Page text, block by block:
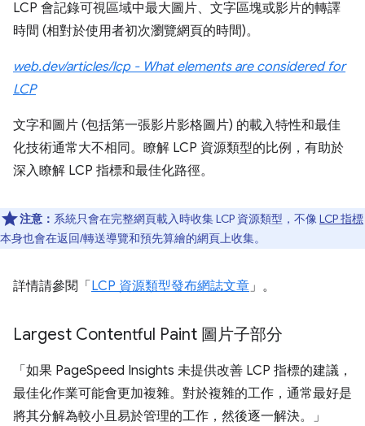
LCP 會記錄可視區域中最大圖片、文字區塊或影片的轉譯
時間 (相對於使用者初次瀏覽網頁的時間)。
web.dev/articles/lcp - What elements are considered for
LCP
文字和圖片 (包括第一張影片影格圖片) 的載入特性和最佳
化技術通常大不相同。瞭解 LCP 資源類型的比例，有助於
深入瞭解 LCP 指標和最佳化路徑。
注意： 系統只會在完整網頁載入時收集 LCP 資源類型，不像 LCP 指標
本身也會在返回/轉送導覽和預先算繪的網頁上收集。
詳情請參閱「 LCP 資源類型發布網誌文章」。
Largest Contentful Paint 圖片子部分
「如果 PageSpeed Insights 未提供改善 LCP 指標的建議，
最佳化作業可能會更加複雜。對於複雜的工作，通常最好是
將其分解為較小且易於管理的工作，然後逐一解決。」